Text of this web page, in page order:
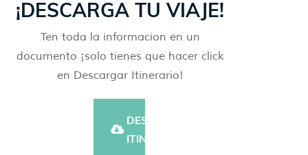
¡DESCARGA TU VIAJE!
Ten toda la informacion en un
documento ¡solo tienes que hacer click
en Descargar Itinerario!
DESCARGAR
ITINERARIO